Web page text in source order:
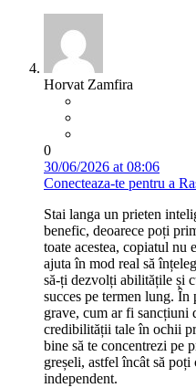
Horvat Zamfira
0
30/06/2026 at 08:06
Conecteaza-te pentru a
Stai langa un prieten
benefic, deoarece poți
toate acestea, copiatul nu
ajuta în mod real să
să-ți dezvolți abilitățile și
succes pe termen lung. În
grave, cum ar fi sancțiuni
credibilității tale în ochii
bine să te concentrezi pe
greșeli, astfel încât să poți
independent.